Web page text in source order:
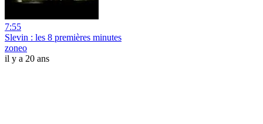
7:55
Slevin : les 8 premières minutes
zoneo
il y a 20 ans